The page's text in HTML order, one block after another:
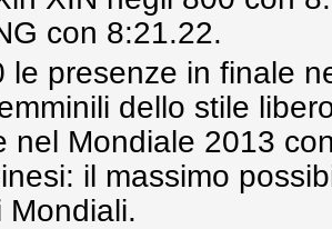
con 8:21.22.
le presenze in finale
dello stile
nel Mondiale 2013
il massimo
Mondiali.